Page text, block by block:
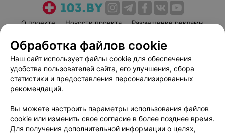
О проекте Новости проекта
Размещение рекламы
Пользовательское соглашение
Способы оплаты
Вакансии
Партнеры
Написать руководителю 103.by
Персональные настройки cookie
Обработка персональных данных
Обработка файлов cookie
Наш сайт использует файлы cookie для обеспечения
удобства пользователей сайта, его улучшения, сбора
статистики и предоставления персонализированных
рекомендаций.
Вы можете настроить параметры использования файлов
cookie или изменить свое согласие в более позднее время.
Для получения дополнительной информации о целях,